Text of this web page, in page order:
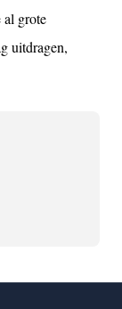
al grote
uitdragen,